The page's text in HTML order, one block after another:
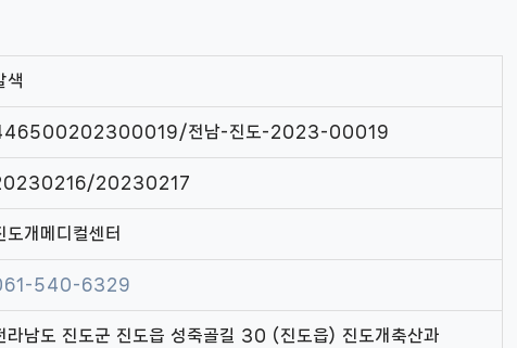
색
전남-진도-2023-00019
20230217
도개메디컬센터
540-6329
라남도 진도군 진도읍 성죽골길 30 (진도읍) 진도개축산과